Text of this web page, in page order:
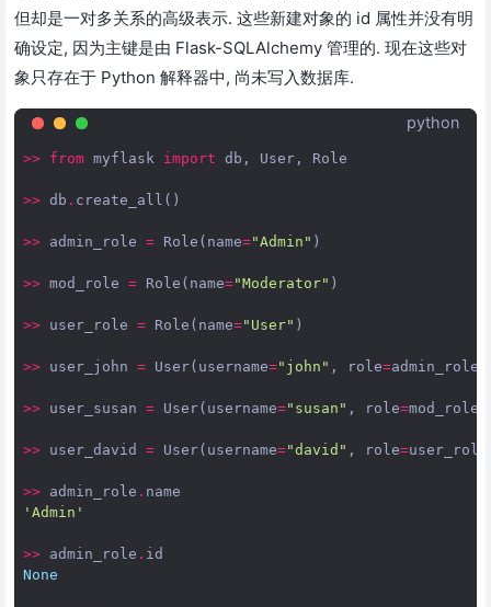
但却是一对多关系的高级表示. 这些新建对象的 id 属性并没有明
确设定, 因为主键是由 Flask-SQLAlchemy 管理的. 现在这些对
象只存在于 Python 解释器中, 尚未写入数据库.
python
>> from myflask import db , User , Role
>> db . create_all ()
>> admin_role = Role ( name="Admin" )
>> mod_role = Role ( name="Moderator" )
>> user_role = Role ( name="User" )
>> user_john = User( username="john" , role=admin_role
>> user_susan = User( username="susan" , role=mod_role
>> user_david = User( username="david" , role=user_role
>> admin_role . name
'Admin'
>> admin_role . id
None